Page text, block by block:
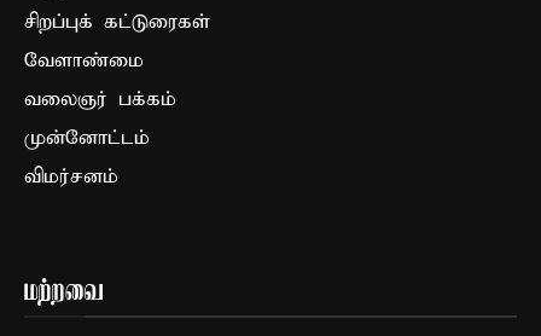
சிறப்புக் கட்டுரைகள்
வேளாண்மை
வலைஞர் பக்கம்
முன்னோட்டம்
விமர்சனம்
மற்றவை